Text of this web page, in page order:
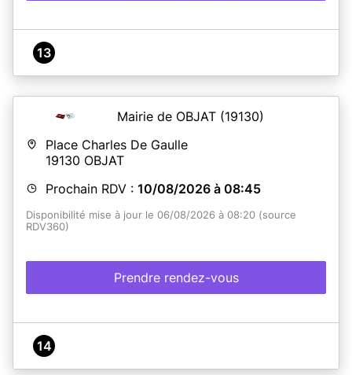
13
Mairie de OBJAT (19130)
Place Charles De Gaulle
19130 OBJAT
Prochain RDV : 10/08/2026 à 08:45
Disponibilité mise à jour le 06/08/2026 à 08:20 (source
RDV360)
Prendre rendez-vous
14